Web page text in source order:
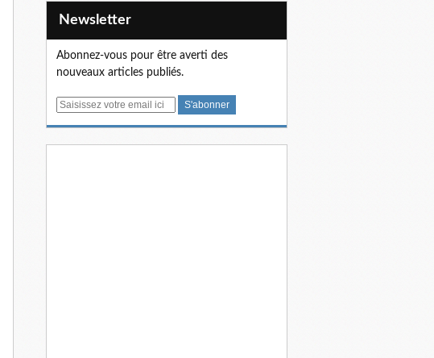
Newsletter
Abonnez-vous pour être averti des
nouveaux articles publiés.
E